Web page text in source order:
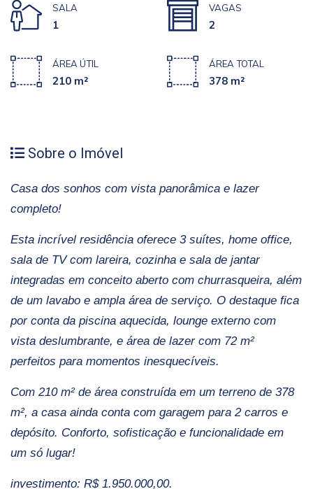
SALA
1
VAGAS
2
ÁREA ÚTIL
210 m²
ÁREA TOTAL
378 m²
Sobre o Imóvel
Casa dos sonhos com vista panorâmica e lazer
completo!
Esta incrível residência oferece 3 suítes, home office,
sala de TV com lareira, cozinha e sala de jantar
integradas em conceito aberto com churrasqueira, além
de um lavabo e ampla área de serviço. O destaque fica
por conta da piscina aquecida, lounge externo com
vista deslumbrante, e área de lazer com 72 m²
perfeitos para momentos inesquecíveis.
Com 210 m² de área construída em um terreno de 378
m², a casa ainda conta com garagem para 2 carros e
depósito. Conforto, sofisticação e funcionalidade em
um só lugar!
investimento: R$ 1.950.000,00.